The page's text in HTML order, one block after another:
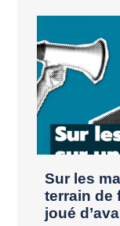
Sur les
terrain de
joué